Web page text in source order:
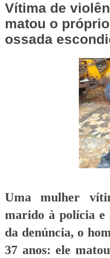
Vítima de
matou o
ossada
Uma mulher
marido à polícia e
da denúncia, o
37 anos: ele